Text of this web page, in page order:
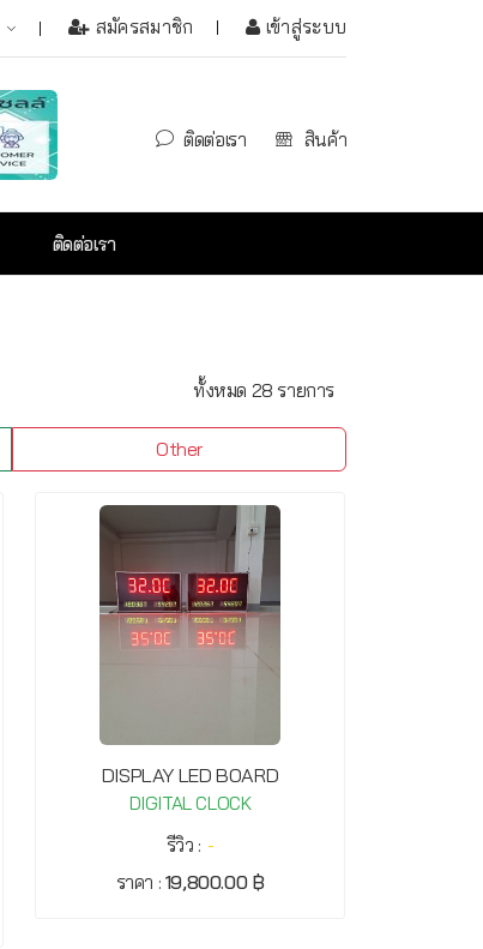
สมัครสมาชิก เข้าสู่ระบบ
ติดต่อเรา สินค้า
ติดต่อเรา
ทั้งหมด 28 รายการ
Other
DISPLAY LED BOARD
DIGITAL CLOCK
รีวิว : -
ราคา : 19,800.00 ฿